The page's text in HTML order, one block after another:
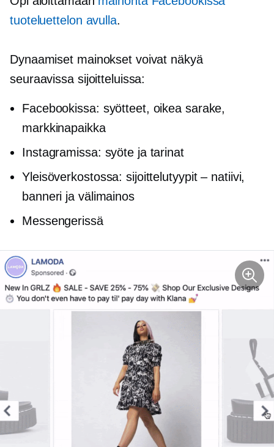
tuoteluettelon avulla.
Dynaamiset mainokset voivat näkyä
seuraavissa sijoitteluissa:
Facebookissa: syötteet, oikea sarake,
markkinapaikka
Instagramissa: syöte ja tarinat
Yleisöverkostossa: sijoittelutyypit – natiivi,
banneri ja välimainos
Messengerissä